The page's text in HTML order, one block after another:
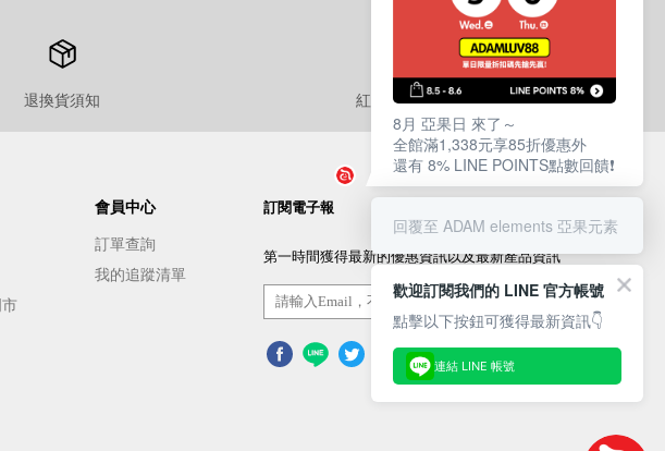
退換貨須知 紅利點數使用說明
會員中心
訂單查詢
我的追蹤清單
訂閱電子報
第一時間獲得最新的優惠資訊以及最新產品資訊
訂閱/取消
8月 亞果日 來了～
全館滿1,338元享85折優惠外
還有 8% LINE POINTS點數回饋❗️
回覆至 ADAM elements 亞果元素
歡迎訂閱我們的 LINE 官方帳號
點擊以下按鈕可獲得最新資訊👇
連結 LINE 帳號